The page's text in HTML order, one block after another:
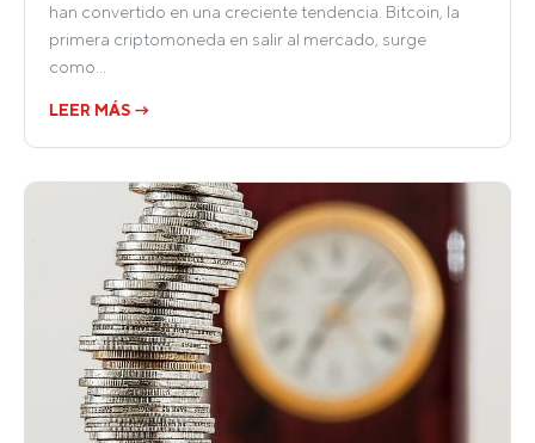
han convertido en una creciente tendencia. Bitcoin, la
primera criptomoneda en salir al mercado, surge
como…
LEER MÁS →